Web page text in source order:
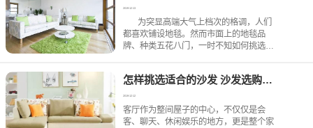
天小编也为大家整理了
2019-12-13
为突显高端大气上档次的格调，人们
都喜欢铺设地毯。然而市面上的地毯品
牌、种类五花八门，一时不知如何挑选；
方法，希望可
怎样挑选适合的沙发 沙发选购小技巧
2019-12-12
客厅作为整间屋子的中心，不仅仅是会
客、聊天、休闲娱乐的地方，更是整个家